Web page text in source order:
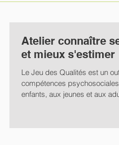
Atelier connaître
et mieux s'estimer
Le Jeu des Qualités est un
compétences
enfants, aux jeunes et aux